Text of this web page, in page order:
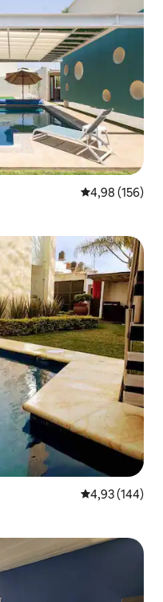
Gemiddelde
4,98 (156)
Gemiddelde
4,93 (144)